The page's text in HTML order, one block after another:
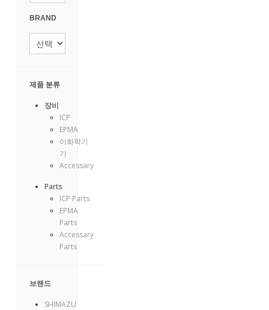
BRAND
제품 분류
장비
ICP
EPMA
이화학기
기
Accessary
Parts
ICP Parts
EPMA
Parts
Accessary
Parts
브랜드
SHIMAZU